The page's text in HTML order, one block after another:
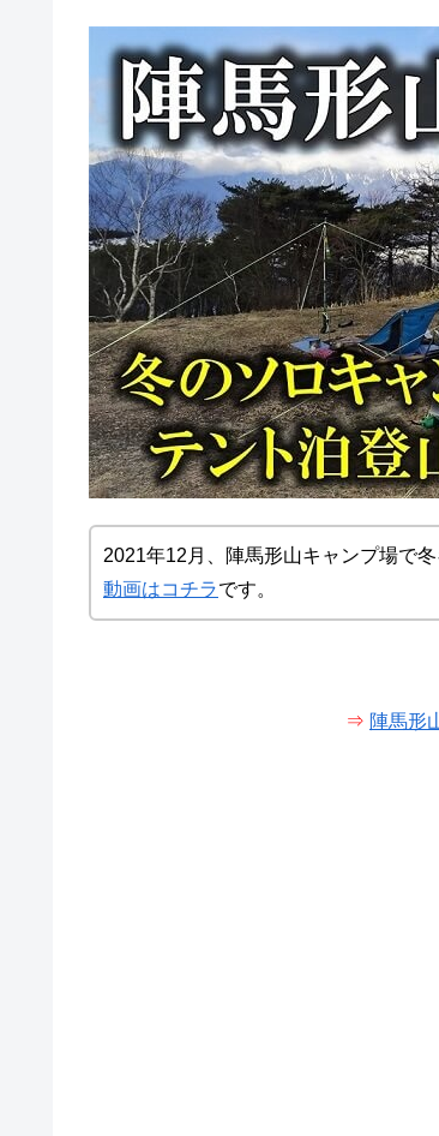
2021年12月、陣馬形山キャンプ場で
動画はコチラです。
⇒ 陣馬形